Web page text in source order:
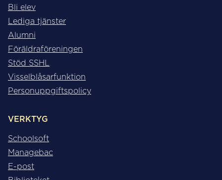
Bli elev
Lediga tjänster
Alumni
Föräldraföreningen
Stöd SSHL
Visselblåsarfunktion
Personuppgiftspolicy
VERKTYG
Schoolsoft
Managebac
E-post